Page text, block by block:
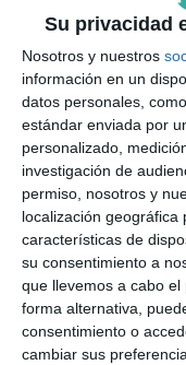
Su privacidad
Nosotros y nuestros
información en un
datos personales,
estándar enviada por
personalizado,
investigación de
permiso, nosotros y
localización geográfica
características de
su consentimiento a
que llevemos a cabo
forma alternativa,
consentimiento o
cambiar sus